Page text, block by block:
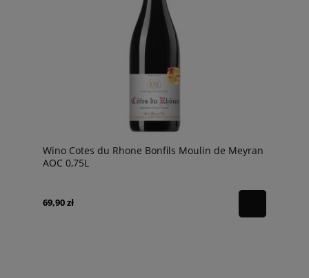
Wino Cotes du Rhone Bonfils Moulin de Meyran
AOC 0,75L
69,90 zł